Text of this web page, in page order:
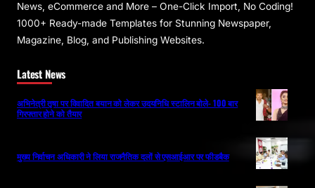
News, eCommerce and More – One-Click Import, No Coding!
1000+ Ready-made Templates for Stunning Newspaper,
Magazine, Blog, and Publishing Websites.
Latest News
अभिनेत्री तृषा पर विवादित बयान को लेकर उदयनिधि स्टालिन बोले- 100 बार
गिरफ्तार होने को तैयार
मुख्य निर्वाचन अधिकारी ने लिया राजनैतिक दलों से एसआईआर पर फीडबैक